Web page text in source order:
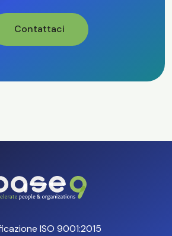
Contattaci
ISO 9001:2015